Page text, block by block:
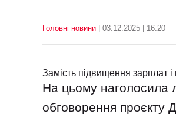
Головні новини | 03.12.2025 | 16:20
Замість підвищення зарплат
На цьому наголосила
обговорення проєкту